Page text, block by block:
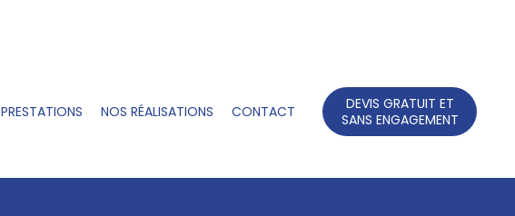
PRESTATIONS NOS RÉALISATIONS CONTACT
DEVIS GRATUIT ET
SANS ENGAGEMENT